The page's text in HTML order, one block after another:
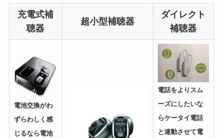
充電式補
聴器
超小型補聴器
ダイレクト
補聴器
電池交換がわ
ずらわしく感
じるなら電池
電話をよりスム
ーズにしたいな
らケータイ電話
と連動させて電